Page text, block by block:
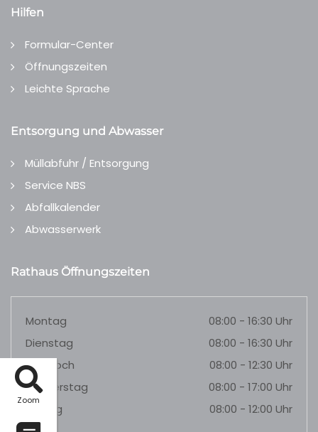
Zoom
Hilfen
Formular-Center
Öffnungszeiten
Leichte Sprache
Entsorgung und Abwasser
Müllabfuhr / Entsorgung
Service NBS
Abfallkalender
Abwasserwerk
Rathaus Öffnungszeiten
Montag
08:00 - 16:30 Uhr
Dienstag
08:00 - 16:30 Uhr
Mittwoch
08:00 - 12:30 Uhr
Donnerstag
08:00 - 17:00 Uhr
Freitag
08:00 - 12:00 Uhr